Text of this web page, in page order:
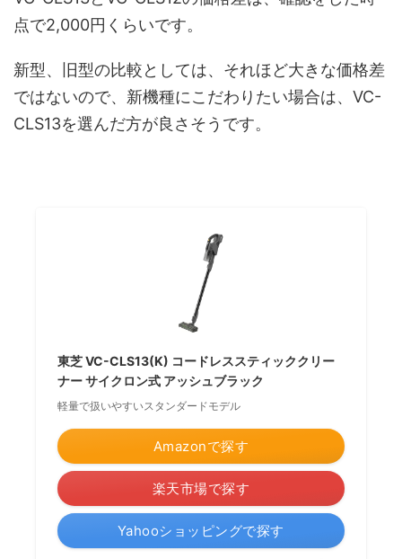
点で2,000円くらいです。
新型、旧型の比較としては、それほど大きな価格差
ではないので、新機種にこだわりたい場合は、VC-
CLS13を選んだ方が良さそうです。
東芝 VC-CLS13(K) コードレススティッククリー
ナー サイクロン式 アッシュブラック
軽量で扱いやすいスタンダードモデル
Amazonで探す
楽天市場で探す
Yahooショッピングで探す